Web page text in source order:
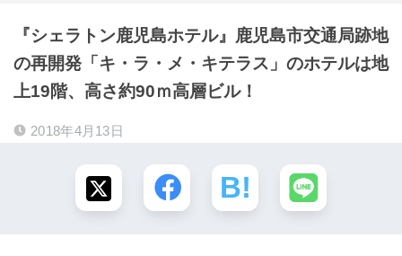
『シェラトン鹿児島ホテル』鹿児島市交通局跡地
の再開発「キ・ラ・メ・キテラス」のホテルは地
上19階、高さ約90ｍ高層ビル！
2018年4月13日